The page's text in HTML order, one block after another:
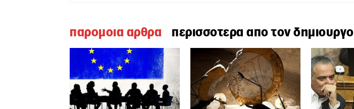
παρομοια αρθρα περισσοτερα απο τον δημιουργο